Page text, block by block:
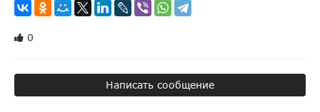
0
Написать сообщение